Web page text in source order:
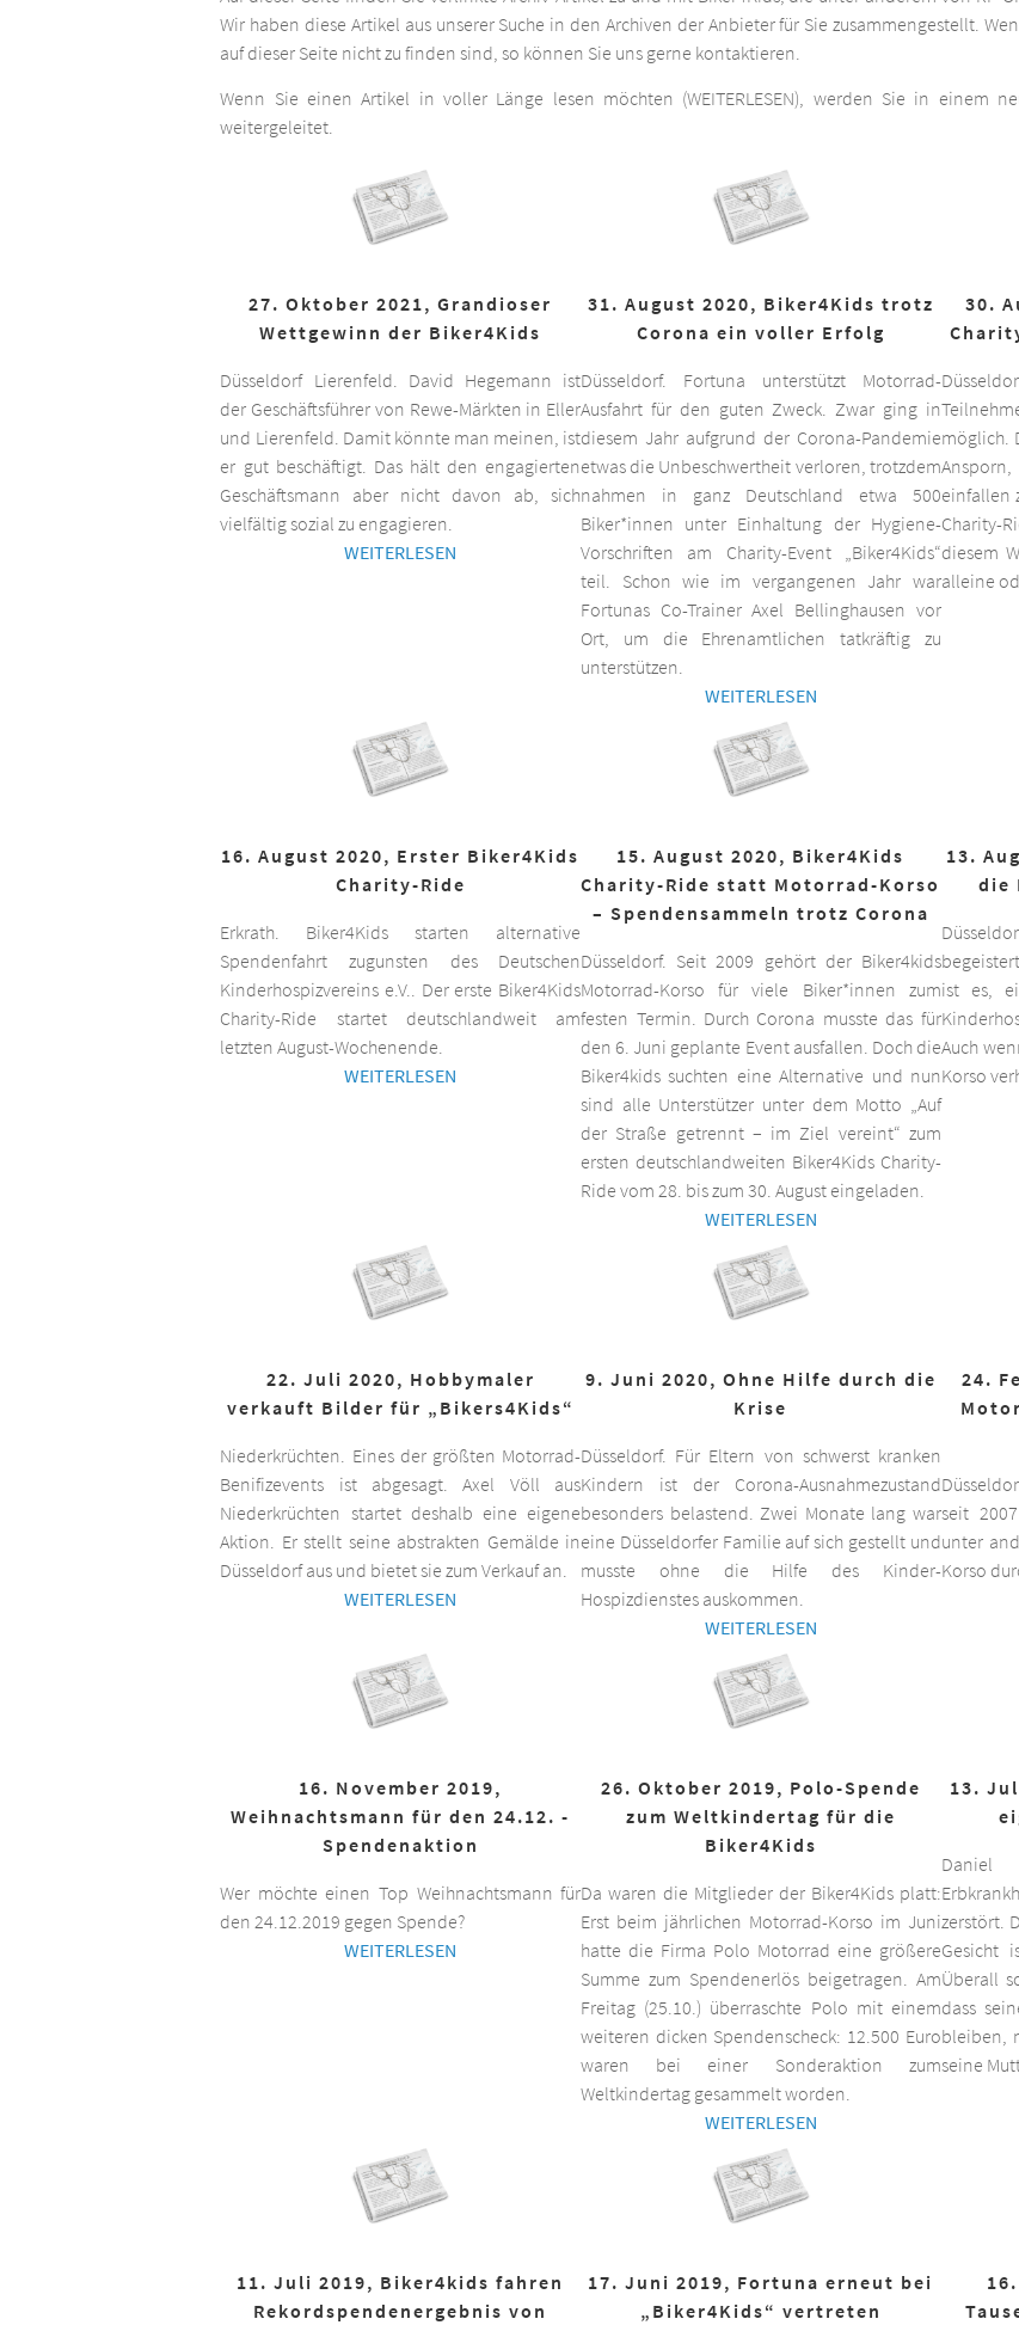
Wir haben diese Artikel aus unserer Suche in den Archiven der Anbieter für Sie zusammengestellt.
auf dieser Seite nicht zu finden sind, so können Sie uns gerne kontaktieren.
Wenn Sie einen Artikel in voller Länge lesen möchten (WEITERLESEN), werden Sie in einem
weitergeleitet.
27. Oktober 2021, Grandioser
Wettgewinn der Biker4Kids
Düsseldorf Lierenfeld. David Hegemann ist
der Geschäftsführer von Rewe-Märkten in Eller
und Lierenfeld. Damit könnte man meinen, ist
er gut beschäftigt. Das hält den engagierten
Geschäftsmann aber nicht davon ab, sich
vielfältig sozial zu engagieren.
WEITERLESEN
31. August 2020, Biker4Kids trotz
Corona ein voller Erfolg
Düsseldorf. Fortuna unterstützt Motorrad-
Ausfahrt für den guten Zweck. Zwar ging in
diesem Jahr aufgrund der Corona-Pandemie
etwas die Unbeschwertheit verloren, trotzdem
nahmen in ganz Deutschland etwa 500
Biker*innen unter Einhaltung der Hygiene-
Vorschriften am Charity-Event „Biker4Kids“
teil. Schon wie im vergangenen Jahr war
Fortunas Co-Trainer Axel Bellinghausen vor
Ort, um die Ehrenamtlichen tatkräftig zu
unterstützen.
WEITERLESEN
30.
möglich.
einfallen
Charity-
diesem
alleine
16. August 2020, Erster Biker4Kids
Charity-Ride
Erkrath. Biker4Kids starten alternative
Spendenfahrt zugunsten des Deutschen
Kinderhospizvereins e.V.. Der erste Biker4Kids
Charity-Ride startet deutschlandweit am
letzten August-Wochenende.
WEITERLESEN
15. August 2020, Biker4Kids
Charity-Ride statt Motorrad-Korso
– Spendensammeln trotz Corona
Düsseldorf. Seit 2009 gehört der Biker4kids
Motorrad-Korso für viele Biker*innen zum
festen Termin. Durch Corona musste das für
den 6. Juni geplante Event ausfallen. Doch die
Biker4kids suchten eine Alternative und nun
sind alle Unterstützer unter dem Motto „Auf
der Straße getrennt – im Ziel vereint“ zum
ersten deutschlandweiten Biker4Kids Charity-
Ride vom 28. bis zum 30. August eingeladen.
WEITERLESEN
13.
die
ist es,
Auch
Korso
22. Juli 2020, Hobbymaler
verkauft Bilder für „Bikers4Kids“
Niederkrüchten. Eines der größten Motorrad-
Benifizevents ist abgesagt. Axel Völl aus
Niederkrüchten startet deshalb eine eigene
Aktion. Er stellt seine abstrakten Gemälde in
Düsseldorf aus und bietet sie zum Verkauf an.
WEITERLESEN
9. Juni 2020, Ohne Hilfe durch die
Krise
Düsseldorf. Für Eltern von schwerst kranken
Kindern ist der Corona-Ausnahmezustand
besonders belastend. Zwei Monate lang war
eine Düsseldorfer Familie auf sich gestellt und
musste ohne die Hilfe des Kinder-
Hospizdienstes auskommen.
WEITERLESEN
24.
seit
unter
Korso
16. November 2019,
Weihnachtsmann für den 24.12. -
Spendenaktion
Wer möchte einen Top Weihnachtsmann für
den 24.12.2019 gegen Spende?
WEITERLESEN
26. Oktober 2019, Polo-Spende
zum Weltkindertag für die
Biker4Kids
Da waren die Mitglieder der Biker4Kids platt:
Erst beim jährlichen Motorrad-Korso im Juni
hatte die Firma Polo Motorrad eine größere
Summe zum Spendenerlös beigetragen. Am
Freitag (25.10.) überraschte Polo mit einem
weiteren dicken Spendenscheck: 12.500 Euro
waren bei einer Sonderaktion zum
Weltkindertag gesammelt worden.
WEITERLESEN
13.
Daniel
zerstört.
Gesicht
Überall
dass
bleiben,
seine
11. Juli 2019, Biker4kids fahren
Rekordspendenergebnis von
17. Juni 2019, Fortuna erneut bei
„Biker4Kids“ vertreten